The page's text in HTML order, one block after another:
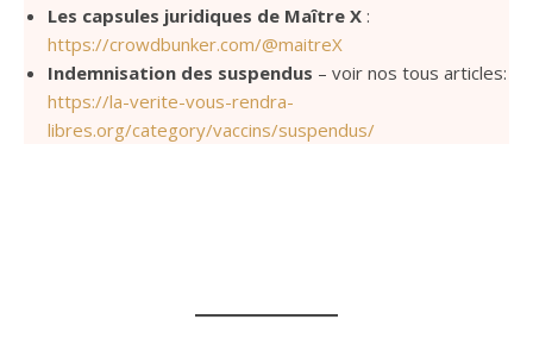
Les capsules juridiques de Maître X :
https://crowdbunker.com/@maitreX
Indemnisation des suspendus – voir nos tous articles:
https://la-verite-vous-rendra-
libres.org/category/vaccins/suspendus/